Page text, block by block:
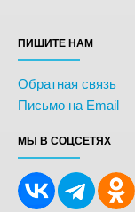
ПИШИТЕ НАМ
Обратная связь
Письмо на Email
МЫ В СОЦСЕТЯХ